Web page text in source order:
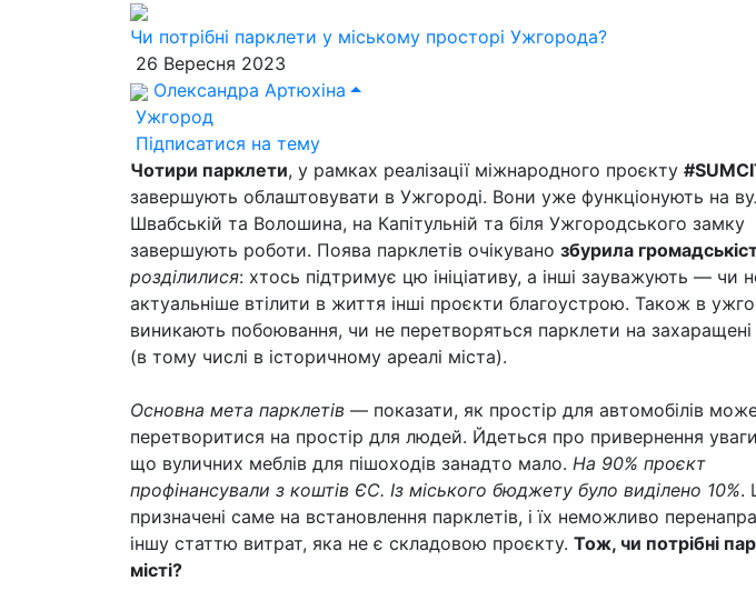
Чи потрібні парклети у міському просторі Ужгорода?
26 Вересня 2023
Олександра Артюхіна
Ужгород
Підписатися на тему
Чотири парклети, у рамках реалізації міжнародного проєкту
завершують облаштовувати в Ужгороді. Вони уже функціонують на
Швабській та Волошина, на Капітульній та біля Ужгородського замку
завершують роботи. Поява парклетів очікувано збурила
розділилися: хтось підтримує цю ініціативу, а інші зауважують — чи
актуальніше втілити в життя інші проєкти благоустрою. Також в
виникають побоювання, чи не перетворяться парклети на захаращені
(в тому числі в історичному ареалі міста).
Основна мета парклетів — показати, як простір для автомобілів
перетворитися на простір для людей. Йдеться про привернення
що вуличних меблів для пішоходів занадто мало. На 90% проєкт
профінансували з коштів ЄС. Із міського бюджету було виділено 10%.
призначені саме на встановлення парклетів, і їх неможливо
іншу статтю витрат, яка не є складовою проєкту. Тож, чи потрібні
місті?